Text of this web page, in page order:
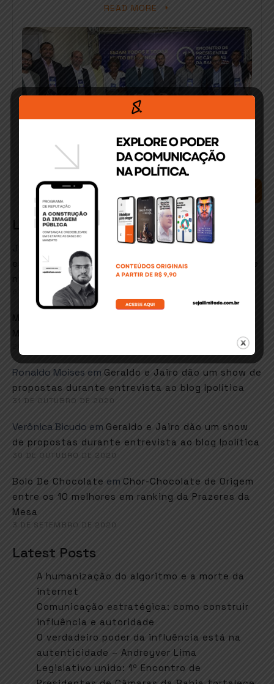
READ MORE
SEARCH
Latest Comments
José Matos conceicao em
ITABUNA: Secretário de
esportes e lazer quer retorno de hidroginástica e
natação em fevereiro
6 DE JANEIRO DE 2021
Marcos goes
Martinho da Vila em resposta ao MEC
Ronaldo Moises em Geraldo e Jairo dão um show de
propostas durante entrevista ao blog Ipolítica
31 DE OUTUBRO DE 2020
Verônica Bicudo em Geraldo e Jairo dão um show
de propostas durante entrevista ao blog Ipolítica
30 DE OUTUBRO DE 2020
Bolo De Chocolate em Chor-Chocolate de Origem
entre os 10 melhores em ranking da Prazeres da
Mesa
3 DE SETEMBRO DE 2020
Latest Posts
A humanização do algoritmo e a morte da
internet
Comunicação estratégica: como construir
influência e autoridade
O verdadeiro poder da influência está na
autenticidade – Andreyver Lima
Legislativo unido: 1º Encontro de